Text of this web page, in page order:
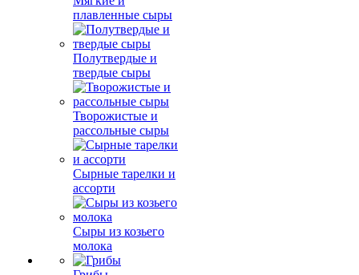
плавленные сыры
Полутвердые и
твердые сыры
Творожистые и
рассольные сыры
Сырные тарелки и
ассорти
Сыры из козьего
молока